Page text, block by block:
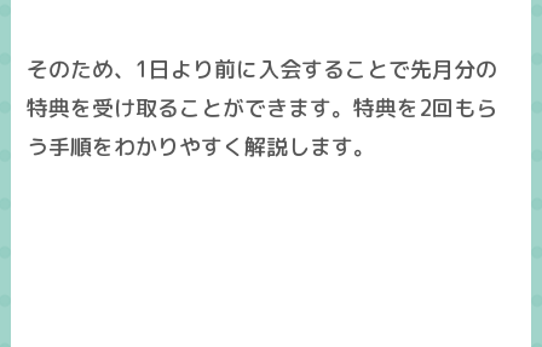
そのため、1日より前に入会することで先月分の
特典を受け取ることができます。特典を2回もら
う手順をわかりやすく解説します。